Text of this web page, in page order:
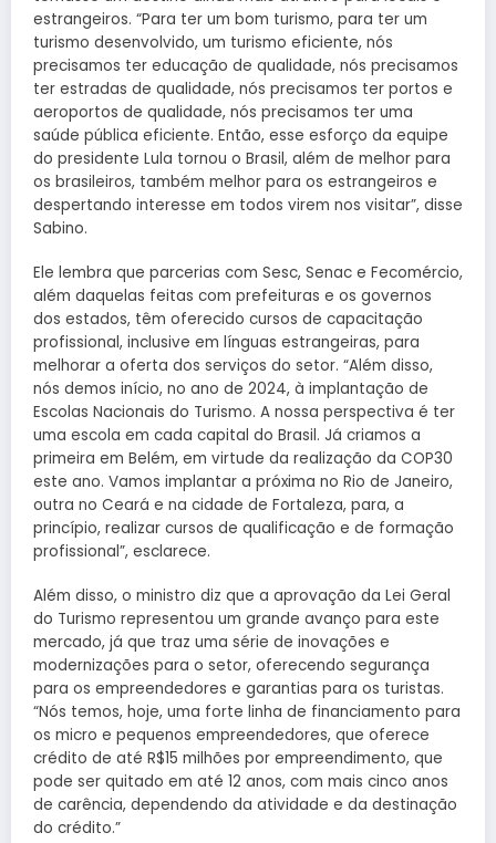
estrangeiros. “Para ter um bom turismo, para ter um
turismo desenvolvido, um turismo eficiente, nós
precisamos ter educação de qualidade, nós precisamos
ter estradas de qualidade, nós precisamos ter portos e
aeroportos de qualidade, nós precisamos ter uma
saúde pública eficiente. Então, esse esforço da equipe
do presidente Lula tornou o Brasil, além de melhor para
os brasileiros, também melhor para os estrangeiros e
despertando interesse em todos virem nos visitar”, disse
Sabino.
Ele lembra que parcerias com Sesc, Senac e Fecomércio,
além daquelas feitas com prefeituras e os governos
dos estados, têm oferecido cursos de capacitação
profissional, inclusive em línguas estrangeiras, para
melhorar a oferta dos serviços do setor. “Além disso,
nós demos início, no ano de 2024, à implantação de
Escolas Nacionais do Turismo. A nossa perspectiva é ter
uma escola em cada capital do Brasil. Já criamos a
primeira em Belém, em virtude da realização da COP30
este ano. Vamos implantar a próxima no Rio de Janeiro,
outra no Ceará e na cidade de Fortaleza, para, a
princípio, realizar cursos de qualificação e de formação
profissional”, esclarece.
Além disso, o ministro diz que a aprovação da Lei Geral
do Turismo representou um grande avanço para este
mercado, já que traz uma série de inovações e
modernizações para o setor, oferecendo segurança
para os empreendedores e garantias para os turistas.
“Nós temos, hoje, uma forte linha de financiamento para
os micro e pequenos empreendedores, que oferece
crédito de até R$15 milhões por empreendimento, que
pode ser quitado em até 12 anos, com mais cinco anos
de carência, dependendo da atividade e da destinação
do crédito.”